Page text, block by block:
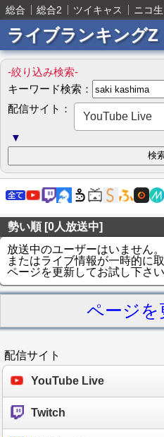
総合 総合2 ツイキャス ニコ生
ライブランキングZ
-絞り込み検索-
キーワード検索：
配信サイト：
YouTube Live
▼
勢い順 [0人放送中]
放送中のユーザーはいません。
またはライブ情報が一時的に
ページを更新してお試し下さい
ページを
配信サイト
YouTube Live
Twitch